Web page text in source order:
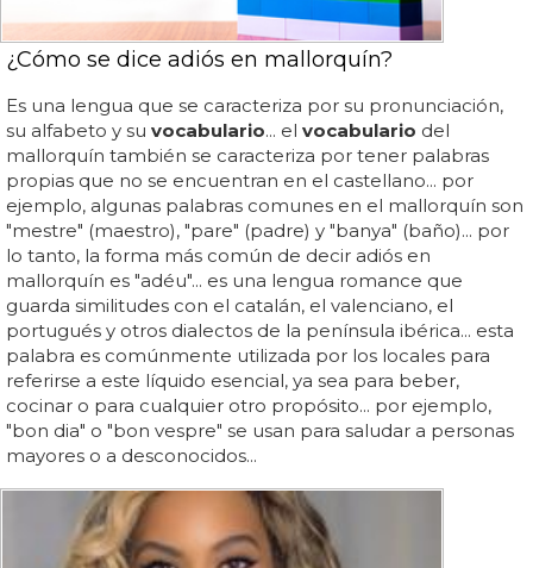
¿Cómo se dice adiós en mallorquín?
Es una lengua que se caracteriza por su pronunciación,
su alfabeto y su vocabulario... el vocabulario del
mallorquín también se caracteriza por tener palabras
propias que no se encuentran en el castellano... por
ejemplo, algunas palabras comunes en el mallorquín son
"mestre" (maestro), "pare" (padre) y "banya" (baño)... por
lo tanto, la forma más común de decir adiós en
mallorquín es "adéu"... es una lengua romance que
guarda similitudes con el catalán, el valenciano, el
portugués y otros dialectos de la península ibérica... esta
palabra es comúnmente utilizada por los locales para
referirse a este líquido esencial, ya sea para beber,
cocinar o para cualquier otro propósito... por ejemplo,
"bon dia" o "bon vespre" se usan para saludar a personas
mayores o a desconocidos...